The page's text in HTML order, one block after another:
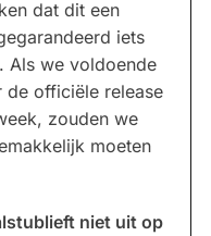
dat dit een
iets
Als we voldoende
officiële release
zouden we
moeten
niet uit op